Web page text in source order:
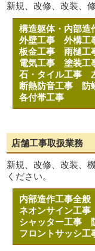
新規、改修、改装、
構造躯体・内部
外壁工事外構
板金工事雨樋
電気工事塗装
石・タイル工事
断熱防音工事
防
各付帯工事
店舗工事取扱業務
新規、改修、改装、
ください。
内部造作工事全
ネオンサイン工
シャッター工事
フロントサッシ